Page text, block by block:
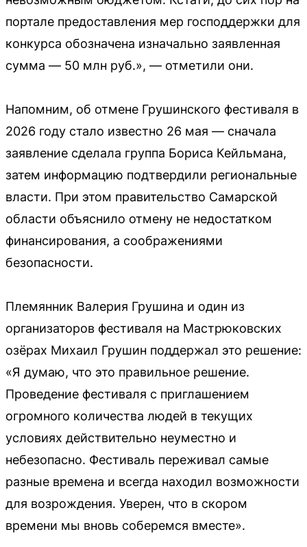
портале предоставления мер господдержки для
конкурса обозначена изначально заявленная
сумма — 50 млн руб.», — отметили они.
Напомним, об отмене Грушинского фестиваля в
2026 году стало известно 26 мая — сначала
заявление сделала группа Бориса Кейльмана,
затем информацию подтвердили региональные
власти. При этом правительство Самарской
области объяснило отмену не недостатком
финансирования, а соображениями
безопасности.
Племянник Валерия Грушина и один из
организаторов фестиваля на Мастрюковских
озёрах Михаил Грушин поддержал это решение:
«Я думаю, что это правильное решение.
Проведение фестиваля с приглашением
огромного количества людей в текущих
условиях действительно неуместно и
небезопасно. Фестиваль переживал самые
разные времена и всегда находил возможности
для возрождения. Уверен, что в скором
времени мы вновь соберемся вместе».